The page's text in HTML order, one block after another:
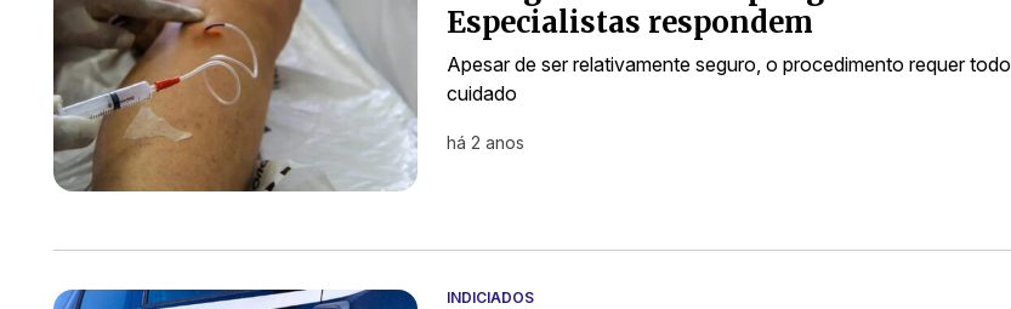
Especialistas respondem
Apesar de ser relativamente seguro, o procedimento requer todo
cuidado
há 2 anos
INDICIADOS